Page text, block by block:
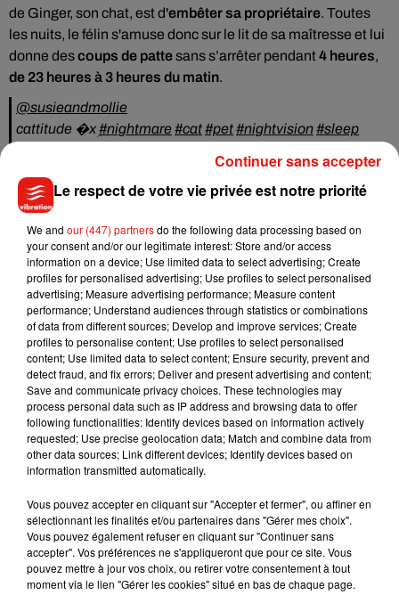
de Ginger, son chat, est d'embêter sa propriétaire. Toutes
les nuits, le félin s'amuse donc sur le lit de sa maîtresse et lui
donne descoups de pattesans s’arrêter pendant4 heures,
de 23 heures à 3 heures du matin.
@susieandmollie
cattitude �xܹ#nightmare#cat#pet#nightvision#sleep
'� Sneaky Snitch - Kevin MacLeod
"J’ai paniqué quand j’ai vu des yeux briller dans le noir" , a
commenté Susie sous sa vidéo Tiktok. C'est ce qu'on
appelle être pris la patte dans le sac !
Musique
7 août 2026
Julien Lieb s’essaye à la vie de chatelain
dans son nouveau clip
7 août 2026
Madonna sort enfin le remix de « Love
Sensation » avec Kylie Minogue
Le respect de votre vie privée est notre priorité
We and our (447) partnersdo the following data processing based on
your consent and/or our legitimate interest: Store and/or access
information on a device; Use limited data to select advertising; Create
profiles for personalised advertising; Use profiles to select personalised
advertising; Measure advertising performance; Measure content
performance; Understand audiences through statistics or combinations
of data from different sources; Develop and improve services; Create
profiles to personalise content; Use profiles to select personalised
content; Use limited data to select content; Ensure security, prevent and
detect fraud, and fix errors; Deliver and present advertising and content;
Save and communicate privacy choices. These technologies may
process personal data such as IP address and browsing data to offer
following functionalities: Identify devices based on information actively
requested; Use precise geolocation data; Match and combine data from
other data sources; Link different devices; Identify devices based on
information transmitted automatically.
Vous pouvez accepter en cliquant sur "Accepter et fermer", ou affiner en
sélectionnant les finalités et/ou partenaires dans "Gérer mes choix".
Vous pouvez également refuser en cliquant sur "Continuer sans
accepter". Vos préférences ne s'appliqueront que pour ce site. Vous
pouvez mettre à jour vos choix, ou retirer votre consentement à tout
moment via le lien "Gérer les cookies" situé en bas de chaque page.
Continuer sans accepter